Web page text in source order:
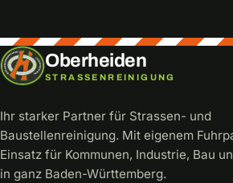
0172 3559384
Oberheiden
STRASSENREINIGUNG
Ihr starker Partner für Strassen- und
Baustellenreinigung. Mit eigenem
Einsatz für Kommunen, Industrie, Bau
in ganz Baden-Württemberg.